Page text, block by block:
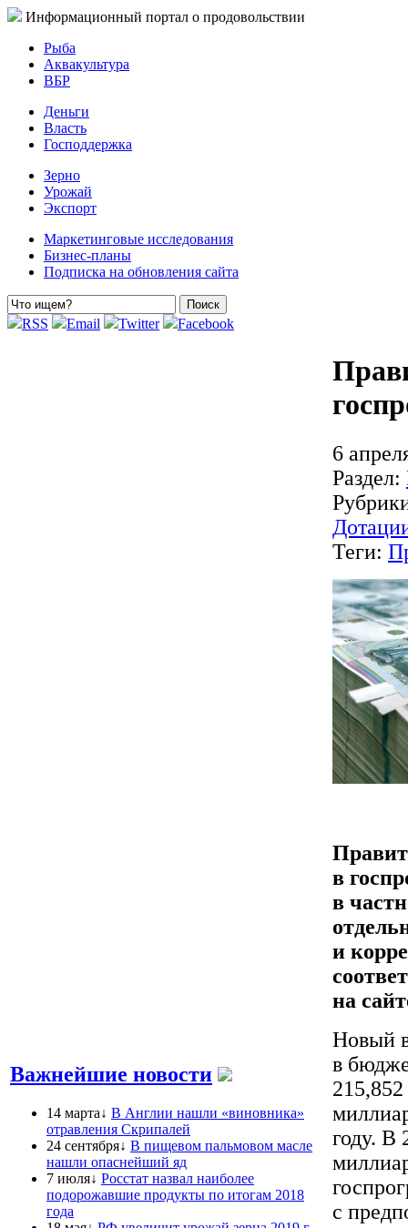
Информационный портал о продовольствии
Рыба
Аквакультура
ВБР
Деньги
Власть
Господдержка
Зерно
Урожай
Экспорт
Маркетинговые исследования
Бизнес-планы
Подписка на обновления сайта
RSS Email Twitter Facebook
Важнейшие новости
14 марта↓ В Англии нашли «виновника»
отравления Скрипалей
24 сентября↓ В пищевом пальмовом масле
нашли опаснейший яд
7 июля↓ Росстат назвал наиболее
подорожавшие продукты по итогам 2018
года
6
Раздел:
Теги:
в
в
и
на
Новый
в
году. В
с